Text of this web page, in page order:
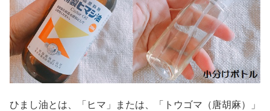
ひまし油とは、「ヒマ」または、「トウゴマ（唐胡麻）」